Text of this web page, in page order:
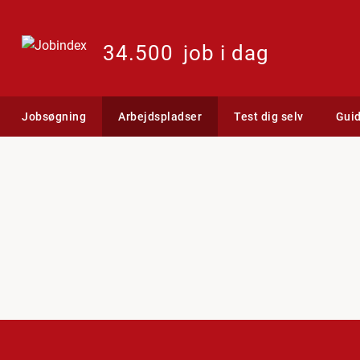
34.500 job i dag
Jobsøgning Arbejdspladser Test dig selv